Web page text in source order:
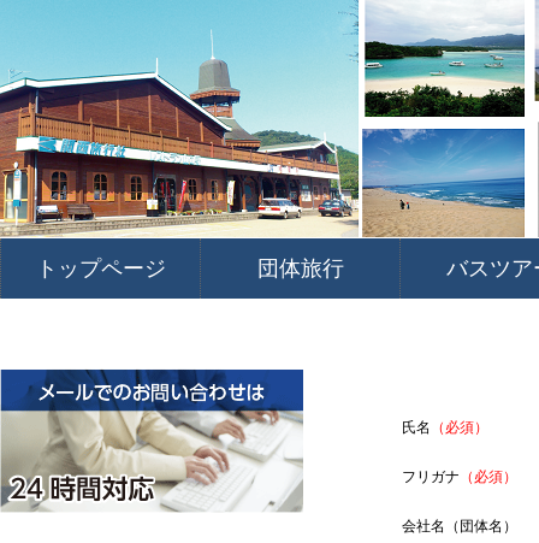
トップページ 団体旅行 バスツア
氏名 （必須）
フリガナ （必須）
会社名（団体名）